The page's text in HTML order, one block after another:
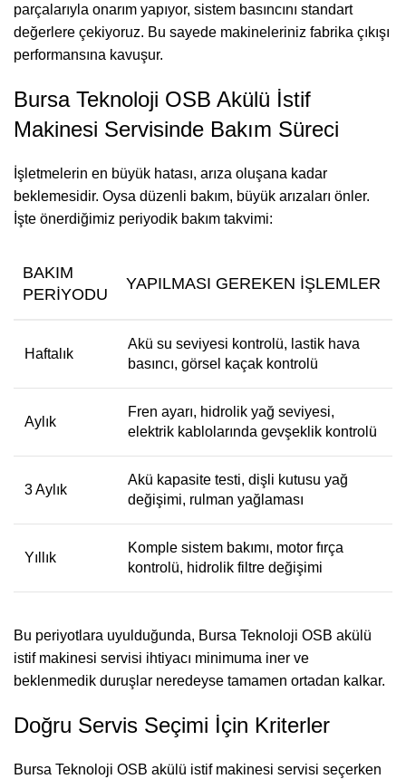
parçalarıyla onarım yapıyor, sistem basıncını standart
değerlere çekiyoruz. Bu sayede makineleriniz fabrika çıkışı
performansına kavuşur.
Bursa Teknoloji OSB Akülü İstif
Makinesi Servisinde Bakım Süreci
İşletmelerin en büyük hatası, arıza oluşana kadar
beklemesidir. Oysa düzenli bakım, büyük arızaları önler.
İşte önerdiğimiz periyodik bakım takvimi:
BAKIM
PERIYODU
YAPILMASI GEREKEN İŞLEMLER
Haftalık
Akü su seviyesi kontrolü, lastik hava
basıncı, görsel kaçak kontrolü
Aylık
Fren ayarı, hidrolik yağ seviyesi,
elektrik kablolarında gevşeklik kontrolü
3 Aylık
Akü kapasite testi, dişli kutusu yağ
değişimi, rulman yağlaması
Yıllık
Komple sistem bakımı, motor fırça
kontrolü, hidrolik filtre değişimi
Bu periyotlara uyulduğunda, Bursa Teknoloji OSB akülü
istif makinesi servisi ihtiyacı minimuma iner ve
beklenmedik duruşlar neredeyse tamamen ortadan kalkar.
Doğru Servis Seçimi İçin Kriterler
Bursa Teknoloji OSB akülü istif makinesi servisi seçerken